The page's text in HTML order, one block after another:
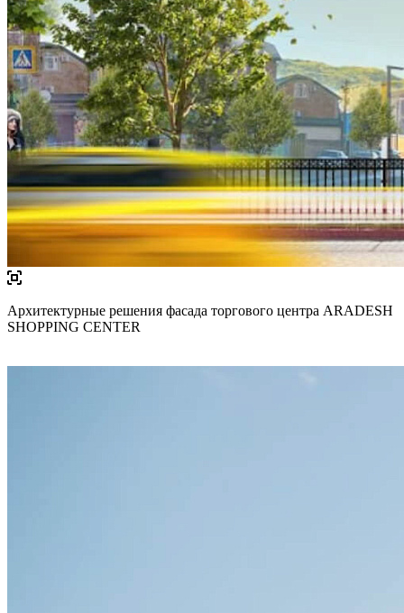
Архитектурные решения фасада торгового центра ARADESH
SHOPPING CENTER